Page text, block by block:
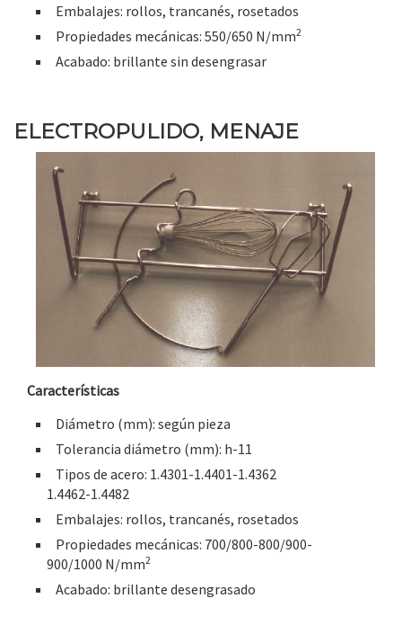
Embalajes: rollos, trancanés, rosetados
Propiedades mecánicas: 550/650 N/mm2
Acabado: brillante sin desengrasar
ELECTROPULIDO, MENAJE
Características
Diámetro (mm): según pieza
Tolerancia diámetro (mm): h-11
Tipos de acero: 1.4301-1.4401-1.4362
1.4462-1.4482
Embalajes: rollos, trancanés, rosetados
Propiedades mecánicas: 700/800-800/900-
900/1000 N/mm2
Acabado: brillante desengrasado